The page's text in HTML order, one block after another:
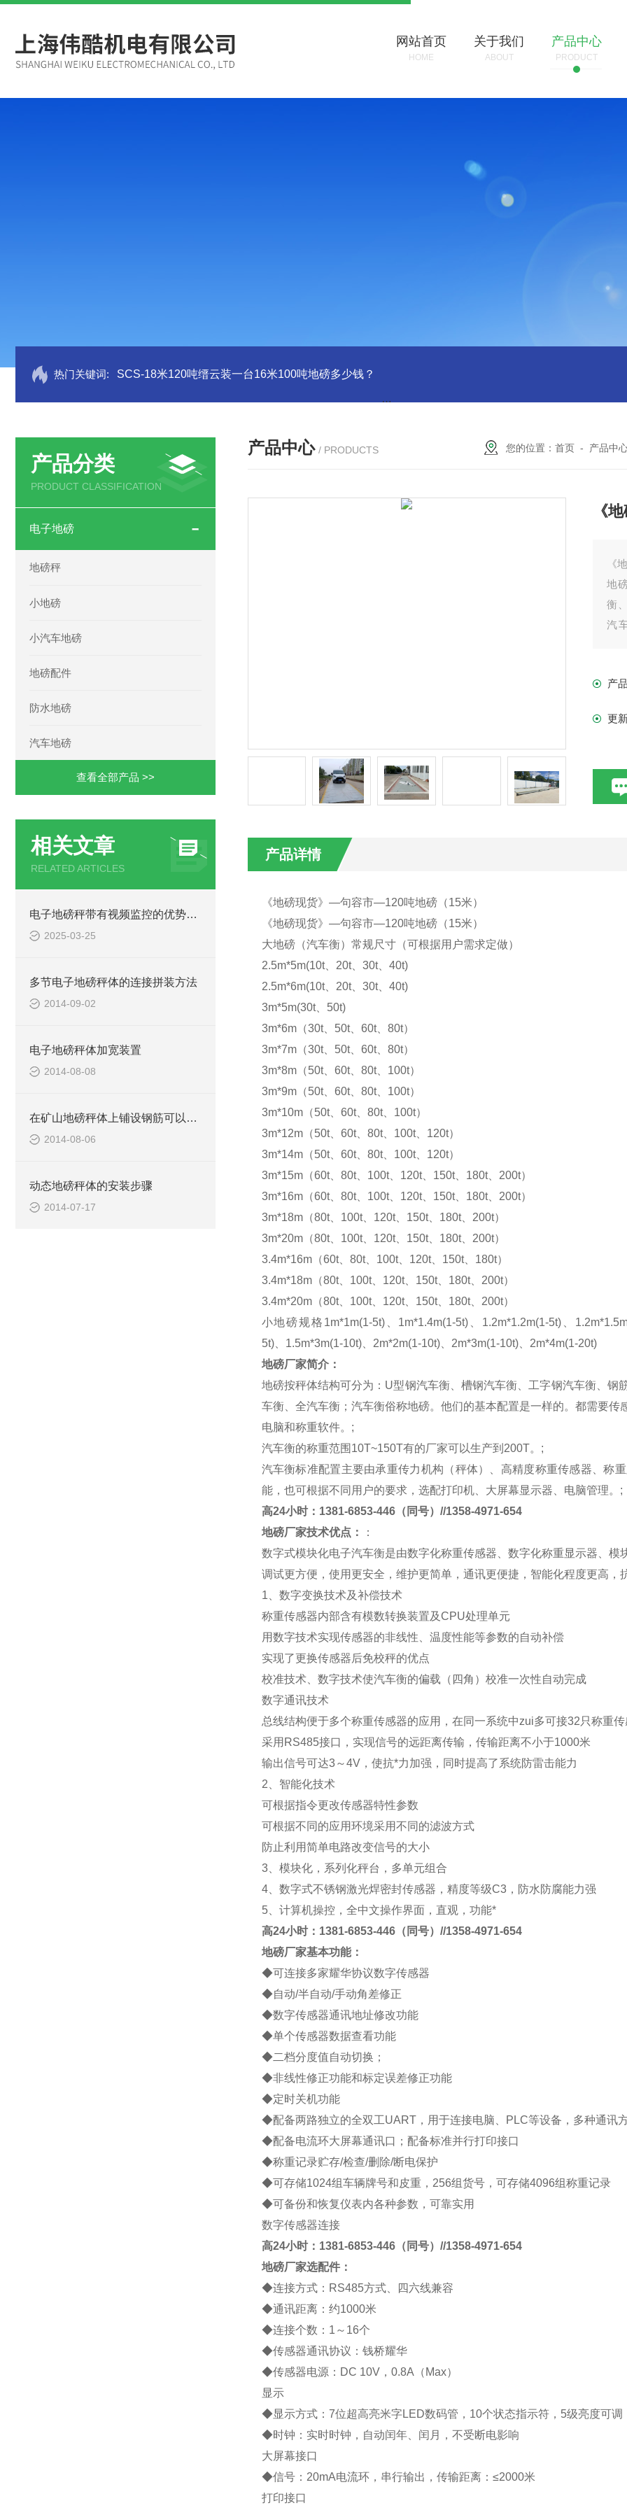
网站首页
HOME
关于我们
ABOUT
产品中心
PRODUCT
热门关键词: SCS-18米120吨缙云装一台16米100吨地磅多少钱？
产品分类
PRODUCT CLASSIFICATION
电子地磅
地磅秤
小地磅
小汽车地磅
地磅配件
防水地磅
汽车地磅
查看全部产品 >>
相关文章
RELATED ARTICLES
电子地磅秤带有视频监控的优势和重要性
2025-03-25
多节电子地磅秤体的连接拼装方法
2014-09-02
电子地磅秤体加宽装置
2014-08-08
在矿山地磅秤体上铺设钢筋可以防滑
2014-08-06
动态地磅秤体的安装步骤
2014-07-17
产品中心 / PRODUCTS 您的位置：首页 - 产品中
《
《
地
衡
汽
产
更
产品详情
《地磅现货》—句容市—120吨地磅（15米）
《地磅现货》—句容市—120吨地磅（15米）
大地磅（汽车衡）常规尺寸（可根据用户需求定做）
2.5m*5m(10t、20t、30t、40t)
2.5m*6m(10t、20t、30t、40t)
3m*5m(30t、50t)
3m*6m（30t、50t、60t、80t）
3m*7m（30t、50t、60t、80t）
3m*8m（50t、60t、80t、100t）
3m*9m（50t、60t、80t、100t）
3m*10m（50t、60t、80t、100t）
3m*12m（50t、60t、80t、100t、120t）
3m*14m（50t、60t、80t、100t、120t）
3m*15m（60t、80t、100t、120t、150t、180t、200t）
3m*16m（60t、80t、100t、120t、150t、180t、200t）
3m*18m（80t、100t、120t、150t、180t、200t）
3m*20m（80t、100t、120t、150t、180t、200t）
3.4m*16m（60t、80t、100t、120t、150t、180t）
3.4m*18m（80t、100t、120t、150t、180t、200t）
3.4m*20m（80t、100t、120t、150t、180t、200t）
小地磅规格 1m*1m(1-5t)、1m*1.4m(1-5t)、1.2m*1.2m(1-5t)、
5t)、1.5m*3m(1-10t)、2m*2m(1-10t)、2m*3m(1-10t)、2m*4m(1-20t)
地磅厂家简介：
地磅按秤体结构可分为： U型钢汽车衡、槽钢汽车衡、工字钢汽车衡、钢
车衡、全汽车衡；汽车衡俗称地磅。他们的基本配置是一样的。都需要
电脑和称重软件。 ;
汽车衡的称重范围 10T~150T有的厂家可以生产到 200T。 ;
汽车衡标准配置主要由承重传力机构（秤体）、高精度称重传感器、称
能，也可根据不同用户的要求，选配打印机、大屏幕显示器、电脑管理。 ;
高24小时：1381-6853-446（同号）//1358-4971-654
地磅厂家技术优点：
：
数字式模块化电子汽车衡是由数字化称重传感器、数字化称重显示器、
调试更方便，使用更安全，维护更简单，通讯更便捷，智能化程度更高，
1 、数字变换技术及补偿技术
称重传感器内部含有模数转换装置及CPU处理单元
用数字技术实现传感器的非线性、温度性能等参数的自动补偿
实现了更换传感器后免校秤的优点
校准技术、数字技术使汽车衡的偏载（四角）校准一次性自动完成
数字通讯技术
总线结构便于多个称重传感器的应用，在同一系统中zui多可接32 只称重
采用 RS485接口，实现信号的远距离传输，传输距离不小于1000米
输出信号可达3～4V，使抗*力加强，同时提高了系统防雷击能力
2 、智能化技术
可根据指令更改传感器特性参数
可根据不同的应用环境采用不同的滤波方式
防止利用简单电路改变信号的大小
3、模块化，系列化秤台，多单元组合
4、数字式不锈钢激光焊密封传感器，精度等级C3，防水防腐能力强
5、计算机操控，全中文操作界面，直观，功能*
高24小时：1381-6853-446（同号）//1358-4971-654
地磅厂家基本功能：
◆可连接多家耀华协议数字传感器
◆自动/半自动/手动角差修正
◆数字传感器通讯地址修改功能
◆单个传感器数据查看功能
◆二档分度值自动切换；
◆非线性修正功能和标定误差修正功能
◆定时关机功能
◆配备两路独立的全双工UART，用于连接电脑、 PLC等设备，多种通讯
◆配备电流环大屏幕通讯口；配备标准并行打印接口
◆称重记录贮存/检查/删除/断电保护
◆可存储1024组车辆牌号和皮重， 256组货号，可存储4096组称重记录
◆可备份和恢复仪表内各种参数，可靠实用
数字传感器连接
高24小时：1381-6853-446（同号）//1358-4971-654
地磅厂家选配件：
◆连接方式： RS485方式、四六线兼容
◆通讯距离：约1000米
◆连接个数： 1 ～ 16个
◆传感器通讯协议： 钱桥耀华
◆传感器电源： DC 10V， 0.8A （ Max）
显示
◆显示方式： 7位超高亮米字LED数码管， 10个状态指示符， 5级亮度可调
◆时钟：实时时钟，自动闰年、闰月，不受断电影响
大屏幕接口
◆信号： 20mA电流环，串行输出，传输距离： ≤2000米
打印接口